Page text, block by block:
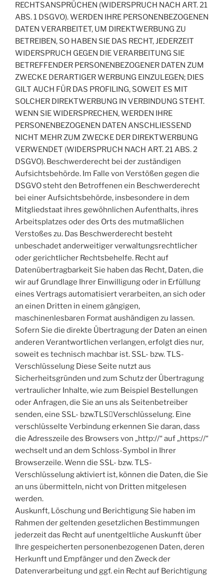
RECHTSANSPRÜCHEN (WIDERSPRUCH NACH ART. 21
ABS. 1 DSGVO). WERDEN IHRE PERSONENBEZOGENEN
DATEN VERARBEITET, UM DIREKTWERBUNG ZU
BETREIBEN, SO HABEN SIE DAS RECHT, JEDERZEIT
WIDERSPRUCH GEGEN DIE VERARBEITUNG SIE
BETREFFENDER PERSONENBEZOGENER DATEN ZUM
ZWECKE DERARTIGER WERBUNG EINZULEGEN; DIES
GILT AUCH FÜR DAS PROFILING, SOWEIT ES MIT
SOLCHER DIREKTWERBUNG IN VERBINDUNG STEHT.
WENN SIE WIDERSPRECHEN, WERDEN IHRE
PERSONENBEZOGENEN DATEN ANSCHLIESSEND
NICHT MEHR ZUM ZWECKE DER DIREKTWERBUNG
VERWENDET (WIDERSPRUCH NACH ART. 21 ABS. 2
DSGVO). Beschwerderecht bei der zuständigen
Aufsichtsbehörde. Im Falle von Verstößen gegen die
DSGVO steht den Betroffenen ein Beschwerderecht
bei einer Aufsichtsbehörde, insbesondere in dem
Mitgliedstaat ihres gewöhnlichen Aufenthalts, ihres
Arbeitsplatzes oder des Orts des mutmaßlichen
Verstoßes zu. Das Beschwerderecht besteht
unbeschadet anderweitiger verwaltungsrechtlicher
oder gerichtlicher Rechtsbehelfe. Recht auf
Datenübertragbarkeit Sie haben das Recht, Daten, die
wir auf Grundlage Ihrer Einwilligung oder in Erfüllung
eines Vertrags automatisiert verarbeiten, an sich oder
an einen Dritten in einem gängigen,
maschinenlesbaren Format aushändigen zu lassen.
Sofern Sie die direkte Übertragung der Daten an einen
anderen Verantwortlichen verlangen, erfolgt dies nur,
soweit es technisch machbar ist. SSL- bzw. TLS-
Verschlüsselung Diese Seite nutzt aus
Sicherheitsgründen und zum Schutz der Übertragung
vertraulicher Inhalte, wie zum Beispiel Bestellungen
oder Anfragen, die Sie an uns als Seitenbetreiber
senden, eine SSL- bzw.TLS￾Verschlüsselung. Eine
verschlüsselte Verbindung erkennen Sie daran, dass
die Adresszeile des Browsers von „http://“ auf „https://“
wechselt und an dem Schloss-Symbol in Ihrer
Browserzeile. Wenn die SSL- bzw. TLS-
Verschlüsselung aktiviert ist, können die Daten, die Sie
an uns übermitteln, nicht von Dritten mitgelesen
werden.
Auskunft, Löschung und Berichtigung Sie haben im
Rahmen der geltenden gesetzlichen Bestimmungen
jederzeit das Recht auf unentgeltliche Auskunft über
Ihre gespeicherten personenbezogenen Daten, deren
Herkunft und Empfänger und den Zweck der
Datenverarbeitung und ggf. ein Recht auf Berichtigung